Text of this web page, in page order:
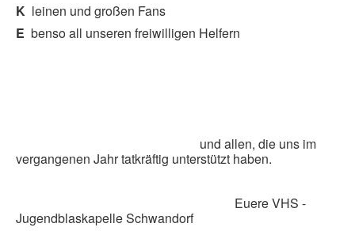
K leinen und großen Fans
E benso all unseren freiwilligen Helfern
und allen, die uns im
vergangenen Jahr tatkräftig unterstützt haben.
Euere VHS -
Jugendblaskapelle Schwandorf